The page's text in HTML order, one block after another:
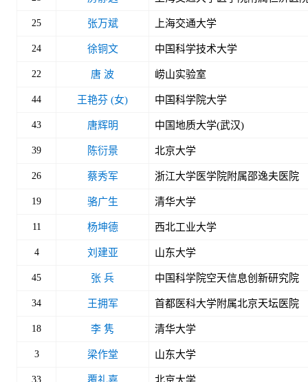
25 张万斌 上海交通大学
24 徐铜文 中国科学技术大学
22 唐 波 崂山实验室
44 王艳芬 (女) 中国科学院大学
43 唐辉明 中国地质大学(武汉)
39 陈衍景 北京大学
26 蔡秀军 浙江大学医学院附属邵逸夫医院
19 骆广生 清华大学
11 杨坤德 西北工业大学
4 刘建亚 山东大学
45 张 兵 中国科学院空天信息创新研究院
34 王拥军 首都医科大学附属北京天坛医院
18 李 隽 清华大学
3 梁作堂 山东大学
33